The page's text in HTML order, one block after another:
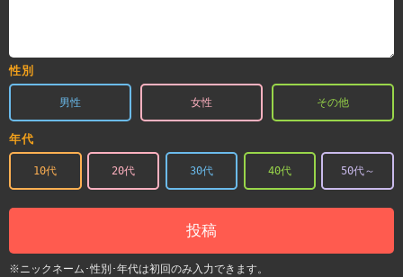
性別
男性 女性 その他
年代
10代 20代 30代 40代 50代～
投稿
※ニックネーム･性別･年代は初回のみ入力できます。